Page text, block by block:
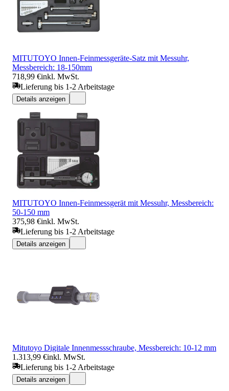
MITUTOYO Innen-Feinmessgeräte-Satz mit Messuhr,
Messbereich: 18-150mm
718,99 €inkl. MwSt.
Lieferung bis 1-2 Arbeitstage
Details anzeigen
MITUTOYO Innen-Feinmessgerät mit Messuhr, Messbereich:
50-150 mm
375,98 €inkl. MwSt.
Lieferung bis 1-2 Arbeitstage
Details anzeigen
Mitutoyo Digitale Innenmessschraube, Messbereich: 10-12 mm
1.313,99 €inkl. MwSt.
Lieferung bis 1-2 Arbeitstage
Details anzeigen